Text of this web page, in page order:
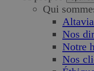
Qui
Nos
Notre
Nos